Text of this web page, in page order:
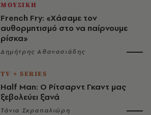
ΜΟΥΣΙΚΗ
French Fry: «Χάσαμε τον
αυθορμητισμό στο να παίρνουμε
ρίσκα»
Δημήτρης Αθανασιάδης
TV + SERIES
Half Man: Ο Ρίτσαρντ Γκαντ μας
ξεβολεύει ξανά
Τάνια Σκραπαλιώρη